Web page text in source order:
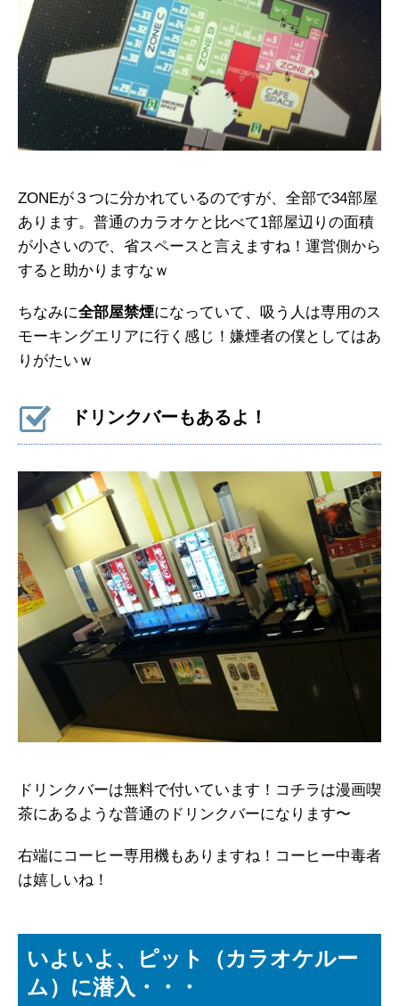
ZONEが３つに分かれているのですが、全部で34部屋
あります。普通のカラオケと比べて1部屋辺りの面積
が小さいので、省スペースと言えますね！運営側から
すると助かりますなｗ
ちなみに全部屋禁煙になっていて、吸う人は専用のス
モーキングエリアに行く感じ！嫌煙者の僕としてはあ
りがたいｗ
ドリンクバーもあるよ！
ドリンクバーは無料で付いています！コチラは漫画喫
茶にあるような普通のドリンクバーになります〜
右端にコーヒー専用機もありますね！コーヒー中毒者
は嬉しいね！
いよいよ、ピット（カラオケルー
ム）に潜入・・・